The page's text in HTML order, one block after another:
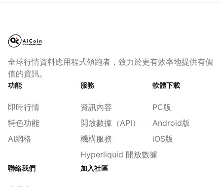
全球行情資料應用程式領跑者，致力於更有效率地提供有價
值的資訊。
功能
即時行情
特色功能
AI網格
服務
資訊內容
開放數據（API）
機構服務
Hyperliquid 開放數據
軟體下載
PC版
Android版
iOS版
聯絡我們 加入社區